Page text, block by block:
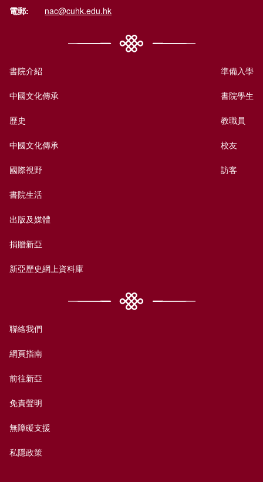
電郵: nac@cuhk.edu.hk
書院介紹
中國文化傳承
歷史
中國文化傳承
國際視野
書院生活
出版及媒體
捐贈新亞
新亞歷史網上資料庫
準備入學
書院學生
教職員
校友
訪客
聯絡我們
網頁指南
前往新亞
免責聲明
無障礙支援
私隱政策